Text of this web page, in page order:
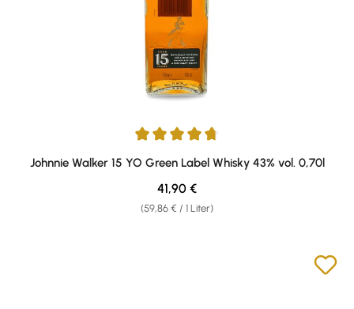
Durchschnittliche Bewertung von 4.81 von 5 Sternen
Johnnie Walker 15 YO Green Label Whisky 43% vol. 0,70l
(59,86 € / 1 Liter)
Regulärer Preis:
41,90 €